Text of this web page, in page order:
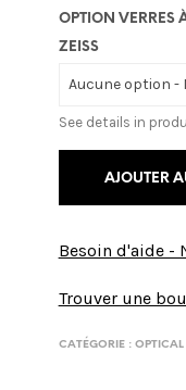
OPTION VERRES
ZEISS
See details in
AJOUTER
Besoin d'aide -
Trouver une
CATÉGORIE : OPTICAL